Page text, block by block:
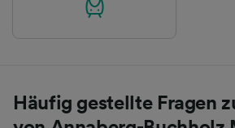
Häufig gestellte Fragen